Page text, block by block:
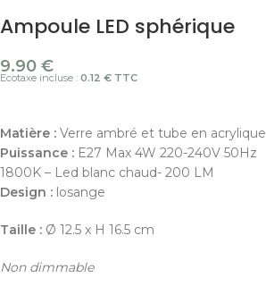
Ampoule LED sphérique
9.90 €
Ecotaxe incluse : 0.12 € TTC
Matière : Verre ambré et tube en acrylique
Puissance : E27 Max 4W 220-240V 50Hz
1800K – Led blanc chaud- 200 LM
Design : losange
Taille : Ø 12.5 x H 16.5 cm
Non dimmable